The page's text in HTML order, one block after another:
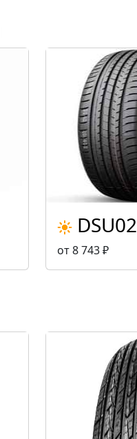
DSU02
от 8 743 ₽